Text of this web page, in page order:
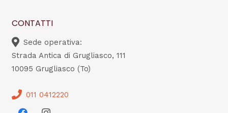
CONTATTI
Sede operativa:
Strada Antica di Grugliasco, 111
10095 Grugliasco (To)
011 0412220